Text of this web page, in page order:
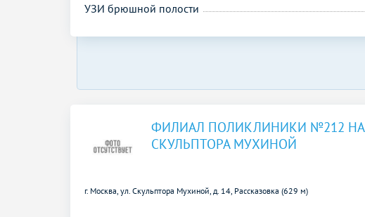
УЗИ брюшной полости
ФИЛИАЛ ПОЛИКЛИНИКИ №212 НА
СКУЛЬПТОРА МУХИНОЙ
г. Москва, ул. Скульптора Мухиной, д. 14, Рассказовка (629 м)